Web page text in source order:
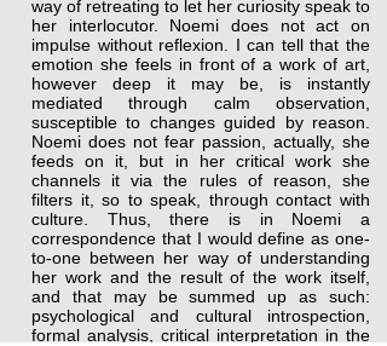
way of retreating to let her curiosity speak to
her interlocutor. Noemi does not act on
impulse without reflexion. I can tell that the
emotion she feels in front of a work of art,
however deep it may be, is instantly
mediated through calm observation,
susceptible to changes guided by reason.
Noemi does not fear passion, actually, she
feeds on it, but in her critical work she
channels it via the rules of reason, she
filters it, so to speak, through contact with
culture. Thus, there is in Noemi a
correspondence that I would define as one-
to-one between her way of understanding
her work and the result of the work itself,
and that may be summed up as such:
psychological and cultural introspection,
formal analysis, critical interpretation in the